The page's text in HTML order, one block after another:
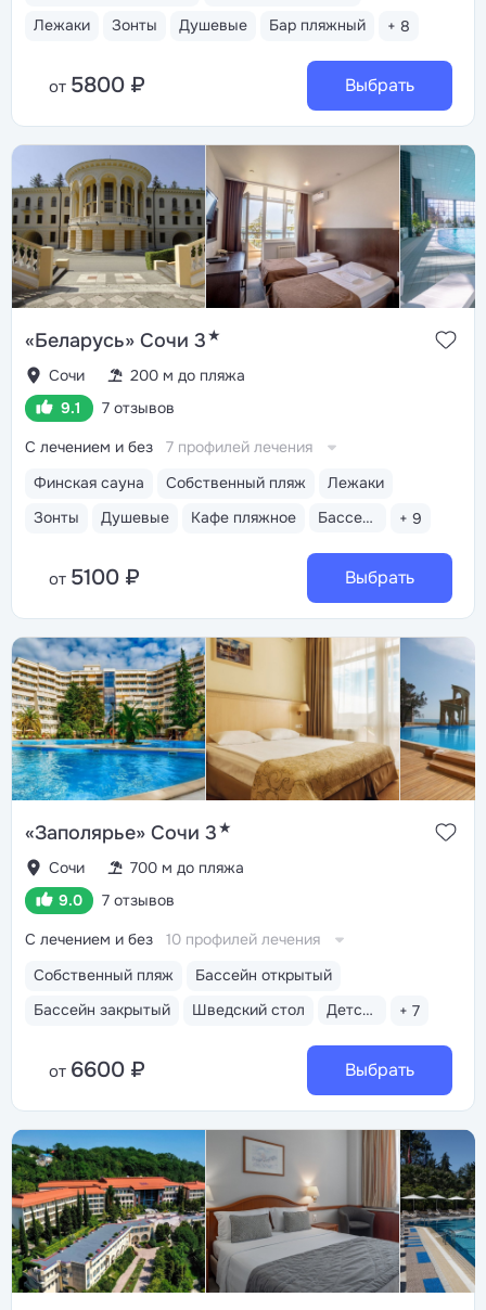
Лежаки
Зонты Душевые Бар пляжный + 8
от 5800 ₽ Выбрать
«Беларусь» Сочи 3★
Сочи
200 м до пляжа
9.1
7 отзывов
Финская сауна Собственный пляж
Лежаки
Зонты
Душевые Кафе пляжное Бассейн открытый + 9
С лечением и без 7 профилей лечения
от 5100 ₽ Выбрать
«Заполярье» Сочи 3★
Сочи
700 м до пляжа
9.0
7 отзывов
Собственный пляж
Бассейн открытый
Бассейн закрытый
Шведский стол Детская анимация + 7
С лечением и без 10 профилей лечения
от 6600 ₽ Выбрать